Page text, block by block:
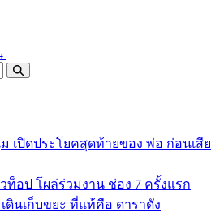
เปิดประโยคสุดท้ายของ พ่อ ก่อนเสีย
ท็อป โผล่ร่วมงาน ช่อง 7 ครั้งแรก
ดินเก็บขยะ ที่แท้คือ ดาราดัง